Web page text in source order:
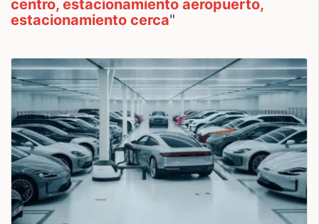
centro, estacionamiento aeropuerto,
estacionamiento cerca"